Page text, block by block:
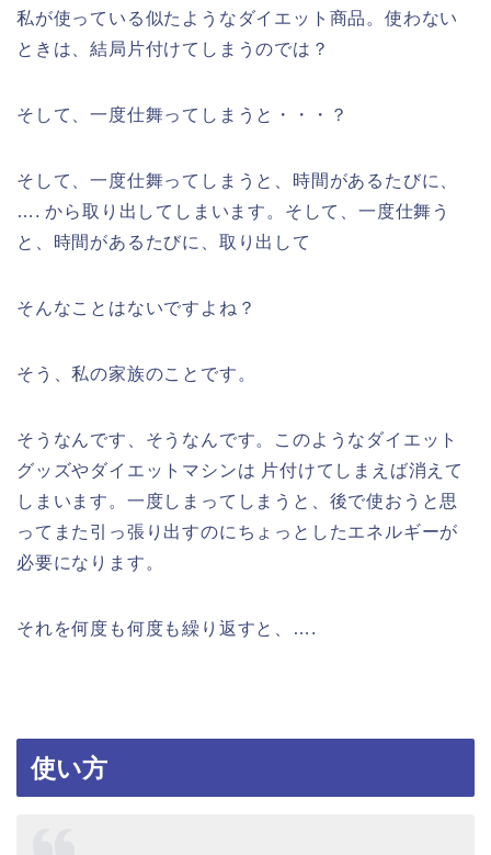
私が使っている似たようなダイエット商品。使わない
ときは、結局片付けてしまうのでは？
そして、一度仕舞ってしまうと・・・？
そして、一度仕舞ってしまうと、時間があるたびに、
…. から取り出してしまいます。そして、一度仕舞う
と、時間があるたびに、取り出して
そんなことはないですよね？
そう、私の家族のことです。
そうなんです、そうなんです。このようなダイエット
グッズやダイエットマシンは 片付けてしまえば消えて
しまいます。一度しまってしまうと、後で使おうと思
ってまた引っ張り出すのにちょっとしたエネルギーが
必要になります。
それを何度も何度も繰り返すと、….
使い方